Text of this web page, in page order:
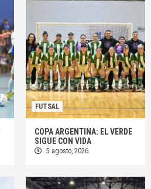
FUTSAL
COPA ARGENTINA: EL VERDE
SIGUE CON VIDA
5 agosto, 2026